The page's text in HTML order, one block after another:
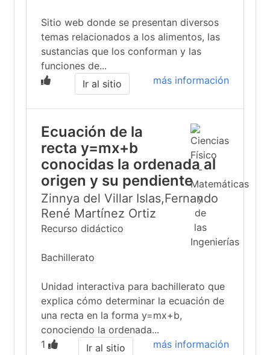
Sitio web donde se presentan diversos
temas relacionados a los alimentos, las
sustancias que los conforman y las
funciones de...
más información
Ir al sitio
Ecuación de la
recta y=mx+b
conocidas la ordenada al
origen y su pendiente
Zinnya del Villar Islas,Fernando
René Martínez Ortiz
Recurso didáctico
Bachillerato
Unidad interactiva para bachillerato que
explica cómo determinar la ecuación de
una recta en la forma y=mx+b,
conociendo la ordenada...
1
más información
Ir al sitio